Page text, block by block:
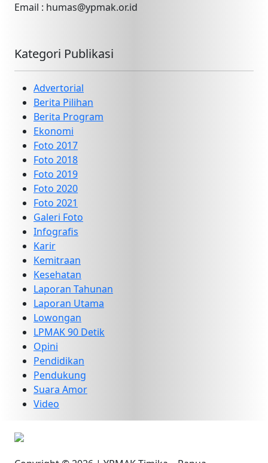
Email : humas@ypmak.or.id
Kategori Publikasi
Advertorial
Berita Pilihan
Berita Program
Ekonomi
Foto 2017
Foto 2018
Foto 2019
Foto 2020
Foto 2021
Galeri Foto
Infografis
Karir
Kemitraan
Kesehatan
Laporan Tahunan
Laporan Utama
Lowongan
LPMAK 90 Detik
Opini
Pendidikan
Pendukung
Suara Amor
Video